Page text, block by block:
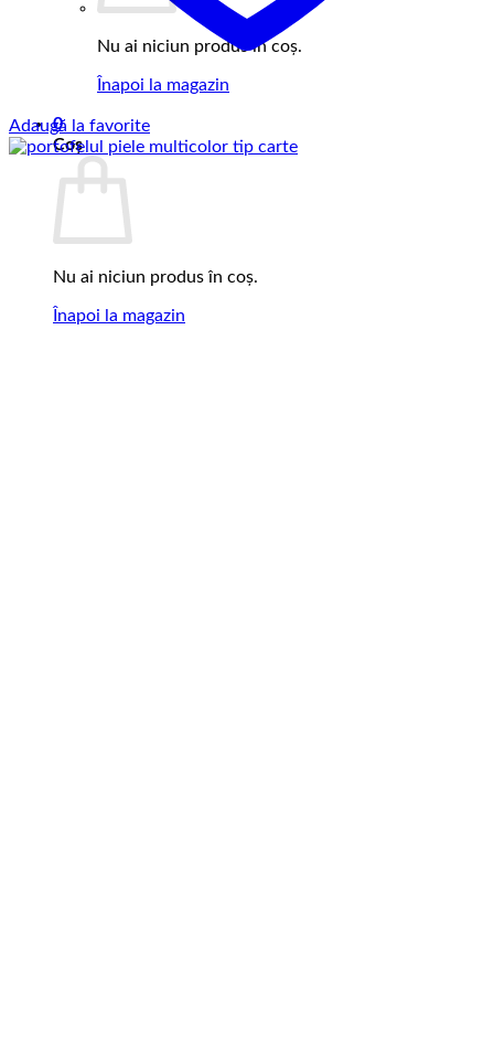
Nu ai niciun produs în coș.
Înapoi la magazin
0
Coș
Nu ai niciun produs în coș.
Înapoi la magazin
Adaugă la favorite